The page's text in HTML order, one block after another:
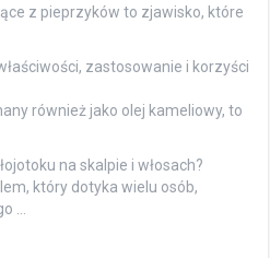
z pieprzyków to zjawisko, które
zastosowanie i korzyści
również jako olej kameliowy, to
na skalpie i włosach?
który dotyka wielu osób,
…